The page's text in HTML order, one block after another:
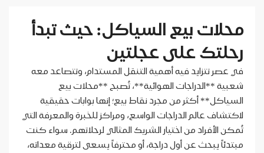
محلات بيع السياكل: حيث تبدأ
رحلتك على عجلتين
في عصر تتزايد فيه أهمية التنقل المستدام، وتتصاعد معه
شعبية **الدراجات الهوائية**، تُصبح **محلات بيع
السياكل** أكثر من مجرد نقاط بيع؛ إنها بوابات حقيقية
لاكتشاف عالم الدراجات الواسع، ومراكز للخبرة والمعرفة التي
تُمكن الأفراد من اختيار الشريك المثالي لرحلاتهم. سواء كنت
مبتدئاً يبحث عن أول دراجة، أو محترفاً يسعى لترقية معداته،